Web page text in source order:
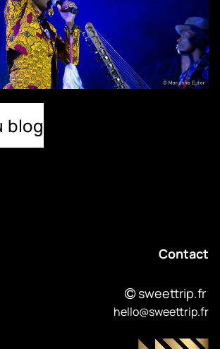
blog
Contact
sweettrip.fr
hello@sweettrip.fr